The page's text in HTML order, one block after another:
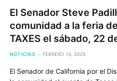
El Senador Steve
comunidad a la feria
TAXES el sábado, 22
NOTICIAS FEBRERO 14, 2025
El Senador de California por el